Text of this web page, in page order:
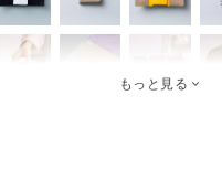
もっと見る